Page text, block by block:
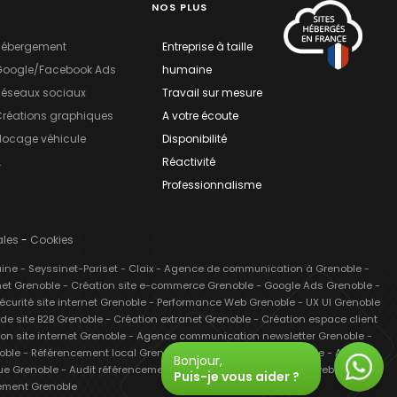
Facebook Ads
sociaux
graphiques
véhicule
NOS PLUS
Entreprise à taille
humaine
Travail sur mesure
A votre écoute
Disponibilité
Réactivité
Professionnalisme
- Cookies
- Seyssinet-Pariset- Claix- Agence de communication à Grenoble-
Grenoble- Création site e-commerce Grenoble- Google Ads Grenoble-
site internet Grenoble- Performance Web Grenoble- UX UI Grenoble
site B2B Grenoble- Création extranet Grenoble- Création espace client
site internet Grenoble- Agence communication newsletter Grenoble-
- Référencement local Grenoble Consultant SEO Grenoble- Agence
Grenoble- Audit référencement Grenoble-
Référencement web Grenoble
Grenoble
Bonjour,
Puis-je vous aider ?